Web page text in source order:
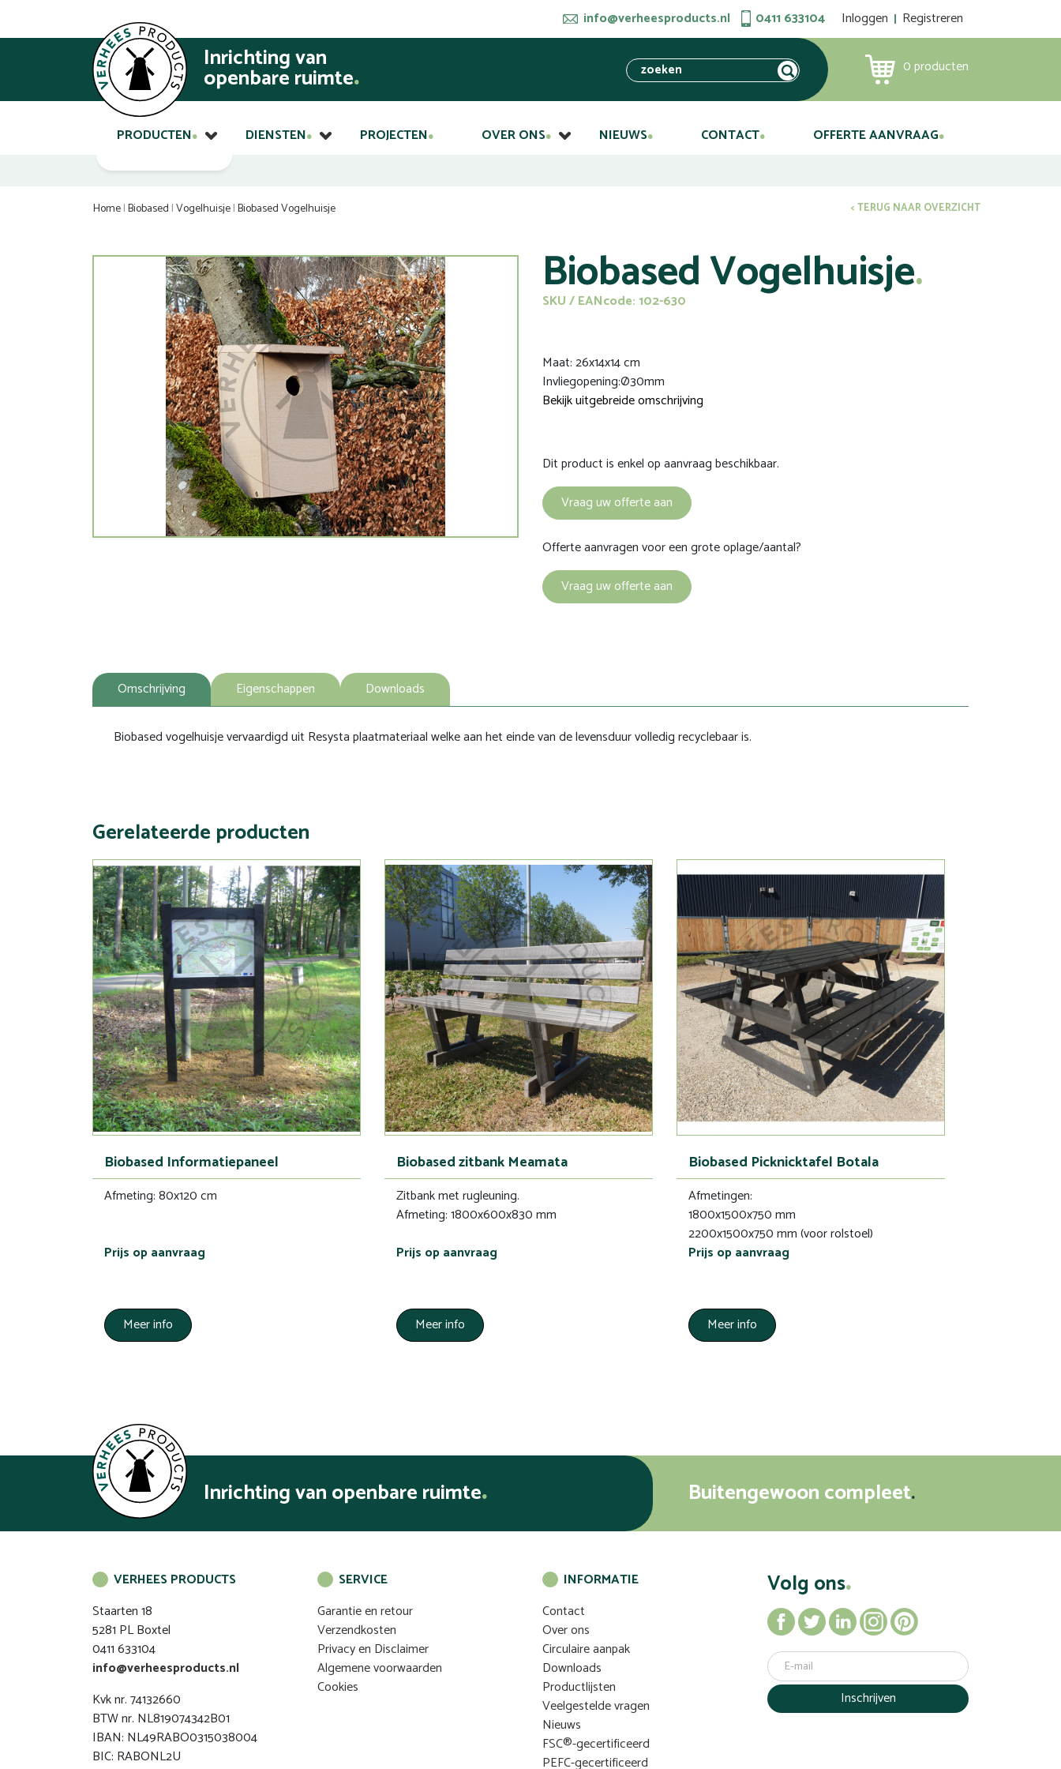
info@verheesproducts.nl 0411 633104 Inloggen Registreren
Inrichting van
openbare ruimte 0producten
PRODUCTEN DIENSTEN PROJECTEN OVER ONS NIEUWS CONTACT OFFERTE AANVRAAG
Home|Biobased |Vogelhuisje|Biobased Vogelhuisje < TERUG NAAR OVERZICHT
Biobased Vogelhuisje
SKU / EANcode: 102-630
Maat: 26x14x14 cm
Invliegopening:Ø30mm
Bekijk uitgebreide omschrijving
Dit product is enkel op aanvraag beschikbaar.
Vraag uw offerte aan
Offerte aanvragen voor een grote oplage/aantal?
Vraag uw offerte aan
Omschrijving Eigenschappen Downloads
Biobased vogelhuisje vervaardigd uit Resysta plaatmateriaal welke aan het einde van de levensduur volledig recyclebaar is.
Gerelateerde producten
Biobased Informatiepaneel
Afmeting: 80x120 cm
Prijs op aanvraag
Meer info
Biobased zitbank Meamata
Zitbank met rugleuning.
Afmeting: 1800x600x830 mm
Prijs op aanvraag
Meer info
Biobased Picknicktafel Botala
Afmetingen:
1800x1500x750 mm
2200x1500x750 mm (voor rolstoel)
Prijs op aanvraag
Meer info
Inrichting van openbare ruimte Buitengewoon compleet
VERHEES PRODUCTS
Staarten 18
5281 PL Boxtel
0411 633104
info@verheesproducts.nl
Kvk nr. 74132660
BTW nr. NL819074342B01
IBAN: NL49RABO0315038004
BIC: RABONL2U
SERVICE
Garantie en retour
Verzendkosten
Privacy en Disclaimer
Algemene voorwaarden
Cookies
INFORMATIE
Contact
Over ons
Circulaire aanpak
Downloads
Productlijsten
Veelgestelde vragen
Nieuws
FSC®-gecertificeerd
PEFC-gecertificeerd
Volg ons
Inschrijven